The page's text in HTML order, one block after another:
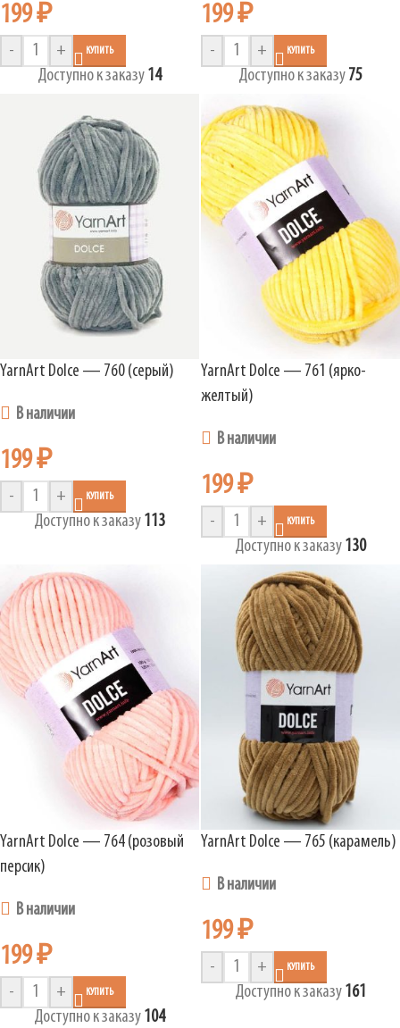
199₽
- + КУПИТЬ
Доступно к заказу 14
199₽
- + КУПИТЬ
Доступно к заказу 75
YarnArt Dolce — 760 (серый)
В наличии
199₽
- + КУПИТЬ
Доступно к заказу 113
YarnArt Dolce — 761 (ярко-
желтый)
В наличии
199₽
- + КУПИТЬ
Доступно к заказу 130
YarnArt Dolce — 764 (розовый
персик)
В наличии
199₽
- + КУПИТЬ
Доступно к заказу 104
YarnArt Dolce — 765 (карамель)
В наличии
199₽
- + КУПИТЬ
Доступно к заказу 161